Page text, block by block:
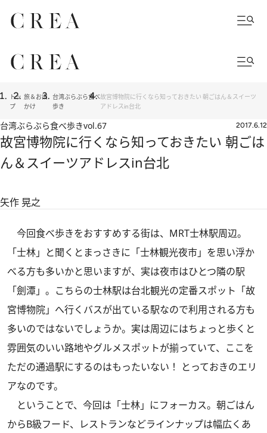
トッ
プ
旅＆お出
かけ
台湾ぶらぶら食べ
歩き
故宮博物院に行くなら知っておきたい 朝ごはん＆スイーツ
アドレスin台北
台湾ぶらぶら食べ歩きvol.67 2017.6.12
故宮博物院に行くなら知っておきたい 朝ごは
ん＆スイーツアドレスin台北
矢作 晃之
今回食べ歩きをおすすめする街は、MRT士林駅周辺。
「士林」と聞くとまっさきに「士林観光夜市」を思い浮か
べる方も多いかと思いますが、実は夜市はひとつ隣の駅
「劍潭」。こちらの士林駅は台北観光の定番スポット「故
宮博物院」へ行くバスが出ている駅なので利用される方も
多いのではないでしょうか。実は周辺にはちょっと歩くと
雰囲気のいい路地やグルメスポットが揃っていて、ここを
ただの通過駅にするのはもったいない！ とっておきのエリ
アなのです。
ということで、今回は「士林」にフォーカス。朝ごはん
からB級フード、レストランなどラインナップは幅広くあ